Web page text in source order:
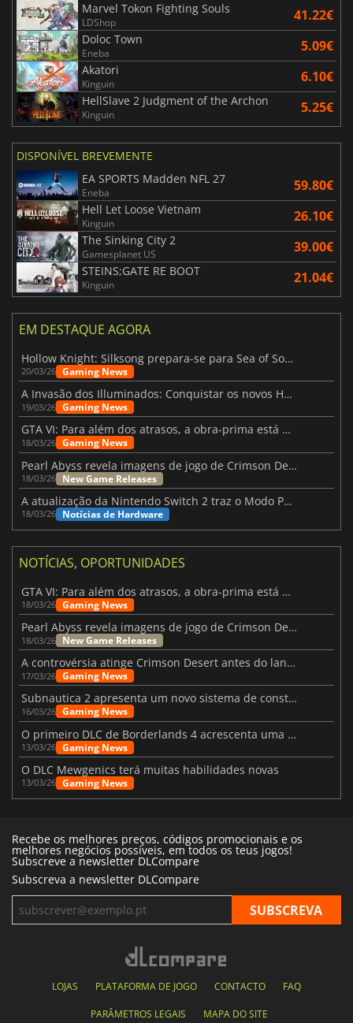
Marvel Tokon Fighting Souls
LDShop 41.22€
Doloc Town
Eneba 5.09€
Akatori
Kinguin 6.10€
HellSlave 2 Judgment of the Archon
Kinguin 5.25€
DISPONÍVEL BREVEMENTE
EA SPORTS Madden NFL 27
Eneba 59.80€
Hell Let Loose Vietnam
Kinguin 26.10€
The Sinking City 2
Gamesplanet US 39.00€
STEINS;GATE RE BOOT
Kinguin 21.04€
EM DESTAQUE AGORA
Hollow Knight: Silksong prepara-se para Sea of Sorrow com um patch
20/03/26 Gaming News
A Invasão dos Illuminados: Conquistar os novos Helldivers 2 Atualização!
19/03/26 Gaming News
GTA VI: Para além dos atrasos, a obra-prima está quase a chegar
18/03/26 Gaming News
Pearl Abyss revela imagens de jogo de Crimson Desert para a PS5
18/03/26 New Game Releases
A atualização da Nintendo Switch 2 traz o Modo Portátil aos jogos mais antigos da Switch
18/03/26 Notícias de Hardware
NOTÍCIAS, OPORTUNIDADES
GTA VI: Para além dos atrasos, a obra-prima está quase a chegar
18/03/26 Gaming News
Pearl Abyss revela imagens de jogo de Crimson Desert para a PS5
18/03/26 New Game Releases
A controvérsia atinge Crimson Desert antes do lançamento
17/03/26 Gaming News
Subnautica 2 apresenta um novo sistema de construção de bases
16/03/26 Gaming News
O primeiro DLC de Borderlands 4 acrescenta uma nova personagem e muito mais
13/03/26 Gaming News
O DLC Mewgenics terá muitas habilidades novas
13/03/26 Gaming News
Recebe os melhores preços, códigos promocionais e os
melhores negócios possíveis, em todos os teus jogos!
Subscreve a newsletter DLCompare
Subscreva a newsletter DLCompare
LOJAS PLATAFORMA DE JOGO CONTACTO FAQ
PARÂMETROS LEGAIS MAPA DO SITE